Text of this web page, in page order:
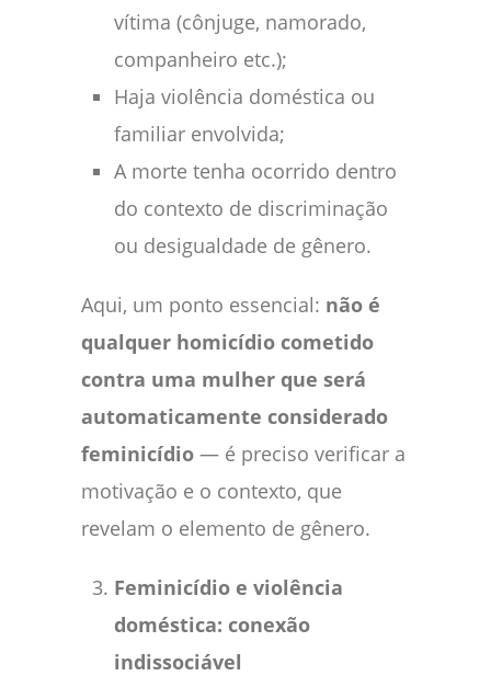
vítima (cônjuge, namorado,
companheiro etc.);
Haja violência doméstica ou
familiar envolvida;
A morte tenha ocorrido dentro
do contexto de discriminação
ou desigualdade de gênero.
Aqui, um ponto essencial: não é
qualquer homicídio cometido
contra uma mulher que será
automaticamente considerado
feminicídio — é preciso verificar a
motivação e o contexto, que
revelam o elemento de gênero.
Feminicídio e violência
doméstica: conexão
indissociável